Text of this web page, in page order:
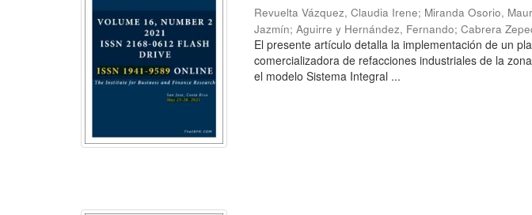
Revuelta Vázquez, Claudia Irene; Miranda Osorio,
Jazmín;Aguirre y Hernández, Fernando;Cabrera
El presente artículo detalla la implementación de un
comercializadora de refacciones industriales de la
el modelo Sistema Integral ...